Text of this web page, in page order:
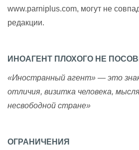
www.parniplus.com, могут не
редакции.
ИНОАГЕНТ ПЛОХОГО НЕ
«Иностранный агент» — это
отличия, визитка человека,
несвободной стране»
ОГРАНИЧЕНИЯ